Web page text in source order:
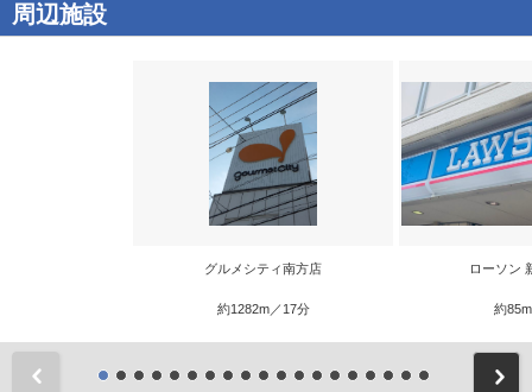
周辺施設
グルメシティ南方店
約1282m／17分
ローソン
約